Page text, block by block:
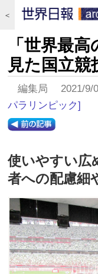
＜
「世界最
見た国立競
編集局 2021/
パラリンピック]
使いやすい広
者への配慮細